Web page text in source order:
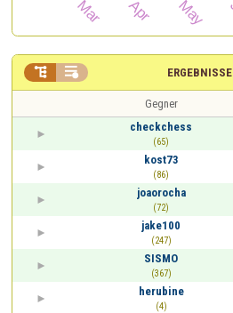
ERGEBNISSE
 
Gegner
checkchess
(65)
kost73
(86)
joaorocha
(72)
jake100
(247)
SISMO
(367)
herubine
(4)